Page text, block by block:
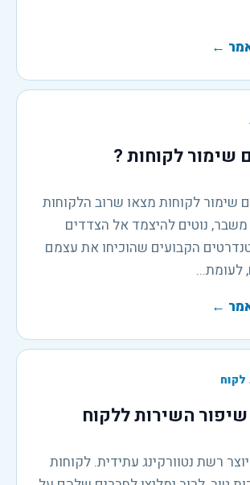
←
שימור לקוחות ?
שימור לקוחות מצאו שרוב הלקוחות
נוטים להיצמד אל הצדדים
הקבועים שהוכיחו את עצמם
לעומת...
←
לקוח
השירות ללקוח
רשת נטוורקינג עתידית. לקוחות